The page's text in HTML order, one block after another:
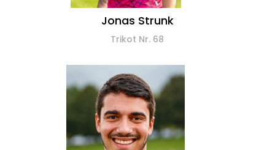
Jonas Strunk
Trikot Nr. 68